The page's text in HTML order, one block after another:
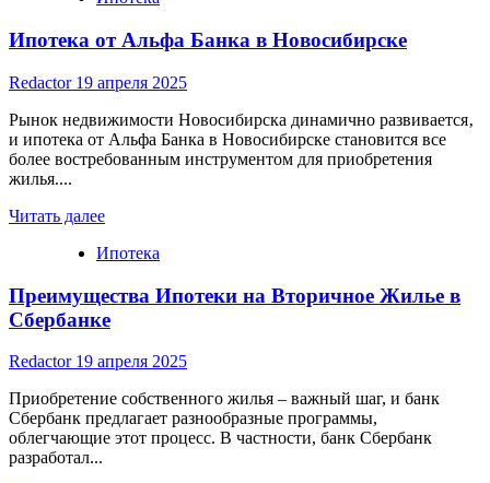
Ипотека от Альфа Банка в Новосибирске
Redactor 19 апреля 2025
Рынок недвижимости Новосибирска динамично развивается‚
и ипотека от Альфа Банка в Новосибирске становится все
более востребованным инструментом для приобретения
жилья....
Читать далееRead
about
от
Альфа
Банка
Новосибирске
Ипотека
Преимущества Ипотеки на Вторичное Жилье в
Сбербанке
Redactor 19 апреля 2025
Приобретение собственного жилья – важный шаг, и банк
Сбербанк предлагает разнообразные программы,
облегчающие этот процесс. В частности, банк Сбербанк
разработал...